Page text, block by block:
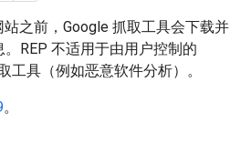
之前，Google 抓取工具会下载并
REP 不适用于由用户控制的
具（例如恶意软件分析）。
。